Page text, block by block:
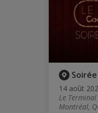
14 août
Le
Montréal,